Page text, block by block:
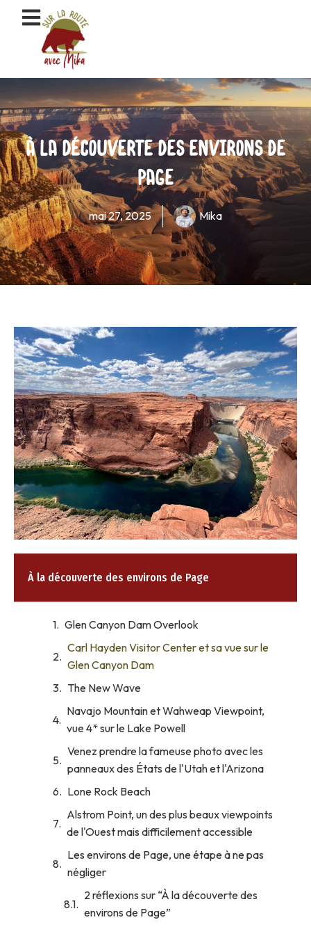
À la découverte des environs de
Page
mai 27, 2025 Mika
À la découverte des environs de Page
Glen Canyon Dam Overlook
Carl Hayden Visitor Center et sa vue sur le
Glen Canyon Dam
The New Wave
Navajo Mountain et Wahweap Viewpoint,
vue 4* sur le Lake Powell
Venez prendre la fameuse photo avec les
panneaux des États de l'Utah et l'Arizona
Lone Rock Beach
Alstrom Point, un des plus beaux viewpoints
de l'Ouest mais difficilement accessible
Les environs de Page, une étape à ne pas
négliger
2 réflexions sur “À la découverte des
environs de Page”